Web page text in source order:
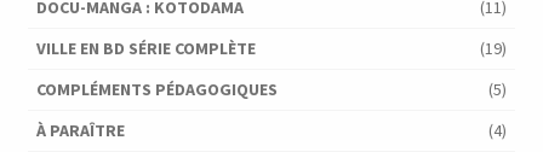
DOCU-MANGA : KOTODAMA
(11)
VILLE EN BD SÉRIE COMPLÈTE
(19)
COMPLÉMENTS PÉDAGOGIQUES
(5)
À PARAÎTRE
(4)